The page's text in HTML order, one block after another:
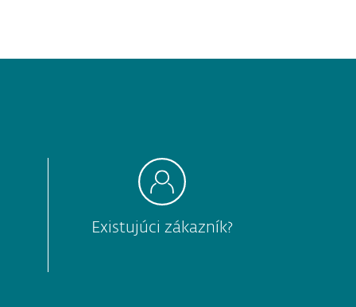
Existujúci zákazník?